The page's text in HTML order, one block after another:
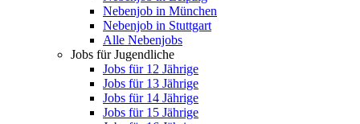
Nebenjob in München
Nebenjob in Stuttgart
Alle Nebenjobs
Jobs für Jugendliche
Jobs für 12 Jährige
Jobs für 13 Jährige
Jobs für 14 Jährige
Jobs für 15 Jährige